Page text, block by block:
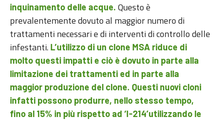
inquinamento delle acque. Questo è
prevalentemente dovuto al maggior numero di
trattamenti necessari e di interventi di controllo delle
infestanti. L’utilizzo di un clone MSA riduce di
molto questi impatti e ciò è dovuto in parte alla
limitazione dei trattamenti ed in parte alla
maggior produzione del clone. Questi nuovi cloni
infatti possono produrre, nello stesso tempo,
fino al 15% in più rispetto ad ‘I-214’utilizzando le